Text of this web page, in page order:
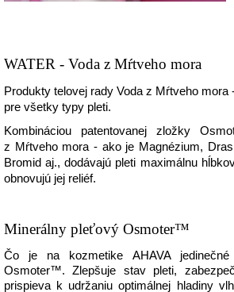
WATER - Voda z Mŕtveho mora
Produkty telovej rady Voda z Mŕtveho mora
pre všetky typy pleti.
Kombináciou patentovanej zložky
z Mŕtveho mora - ako je Magnézium,
Bromid aj., dodávajú pleti maximálnu
obnovujú jej reliéf.
Minerálny pleťový Osmoter™
Čo je na kozmetike AHAVA
Osmoter™. Zlepšuje stav pleti,
prispieva k udržaniu optimálnej hladiny